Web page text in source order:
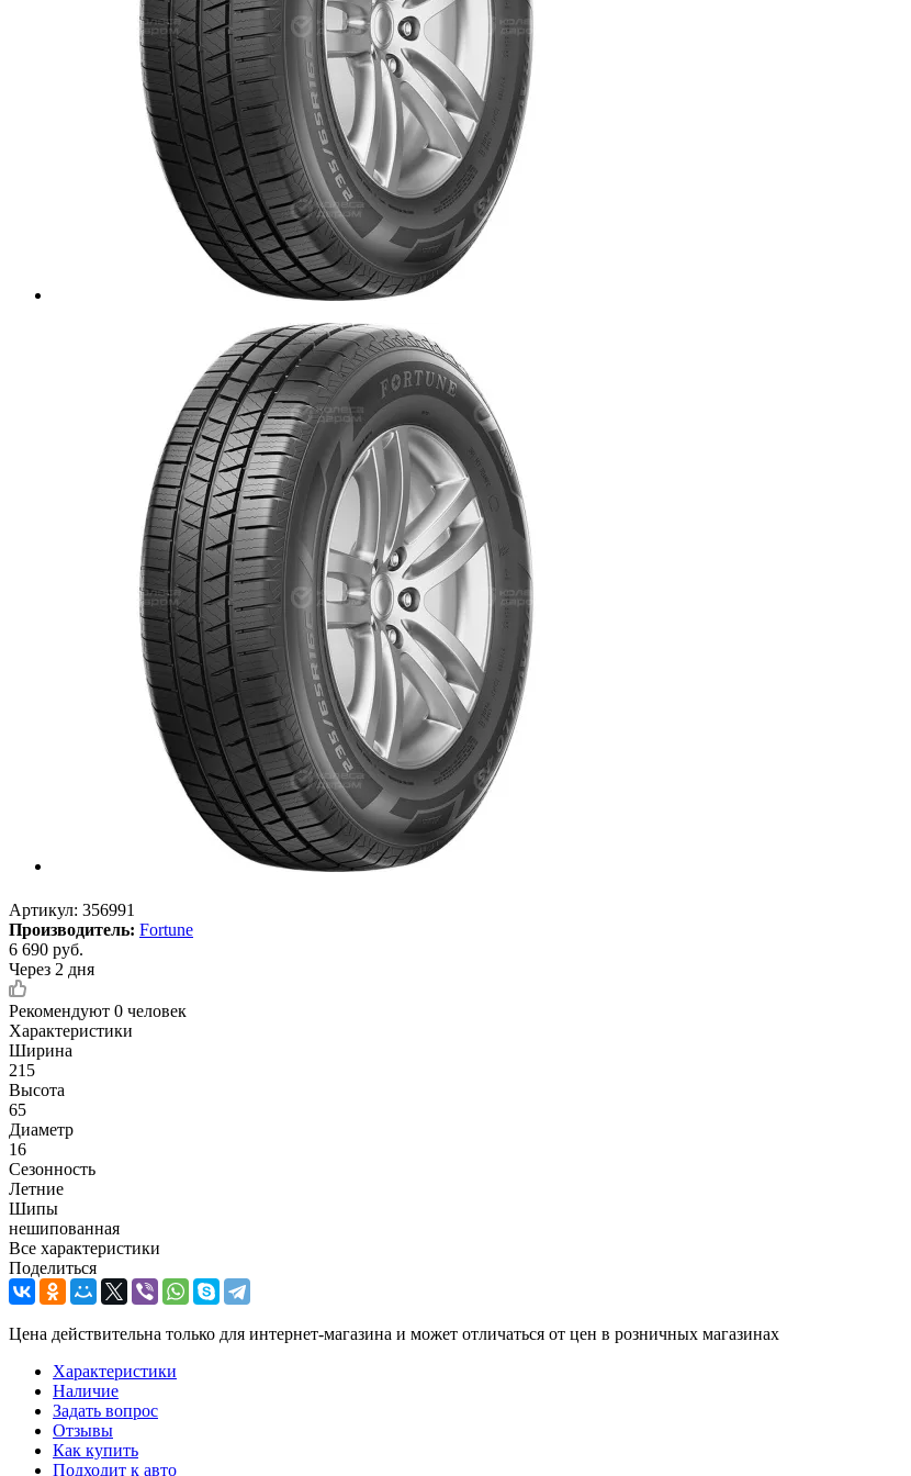
Артикул: 356991
Производитель: Fortune
6 690 руб.
Через 2 дня
Рекомендуют 0 человек
Характеристики
Ширина
215
Высота
65
Диаметр
16
Сезонность
Летние
Шипы
нешипованная
Все характеристики
Поделиться
Цена действительна только для интернет-магазина и может отличаться от цен в розничных магазинах
Характеристики
Наличие
Задать вопрос
Отзывы
Как купить
Подходит к авто